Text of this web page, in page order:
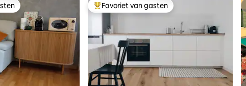
Topfavoriet van gasten
Favoriet van gasten